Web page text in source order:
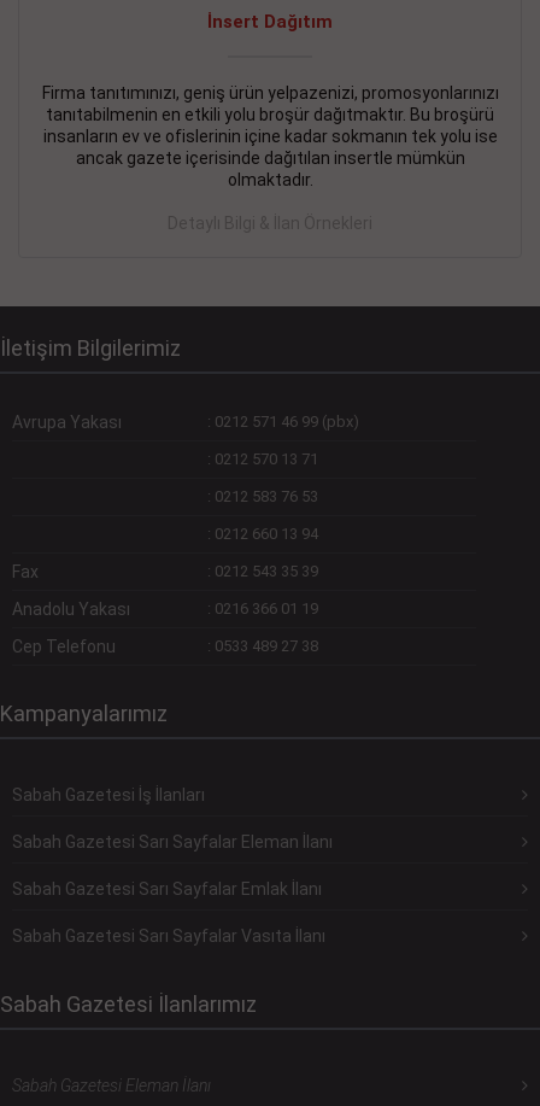
İnsert Dağıtım
Firma tanıtımınızı, geniş ürün yelpazenizi, promosyonlarınızı
tanıtabilmenin en etkili yolu broşür dağıtmaktır. Bu broşürü
insanların ev ve ofislerinin içine kadar sokmanın tek yolu ise
ancak gazete içerisinde dağıtılan insertle mümkün
olmaktadır.
Detaylı Bilgi & İlan Örnekleri
İletişim Bilgilerimiz
Avrupa Yakası : 0212 571 46 99 (pbx)
: 0212 570 13 71
: 0212 583 76 53
: 0212 660 13 94
Fax : 0212 543 35 39
Anadolu Yakası : 0216 366 01 19
Cep Telefonu : 0533 489 27 38
Kampanyalarımız
Sabah Gazetesi İş İlanları
Sabah Gazetesi Sarı Sayfalar Eleman İlanı
Sabah Gazetesi Sarı Sayfalar Emlak İlanı
Sabah Gazetesi Sarı Sayfalar Vasıta İlanı
Sabah Gazetesi İlanlarımız
Sabah Gazetesi Eleman İlanı
DEVREMÜLK KİRALIK İlanı- 11.09.2018
SİNYE Tekstile Şoförlüğü olan 35 yaşını aşmamış, Depo
elemanı alınacaktır. Osmanbey, Şişli